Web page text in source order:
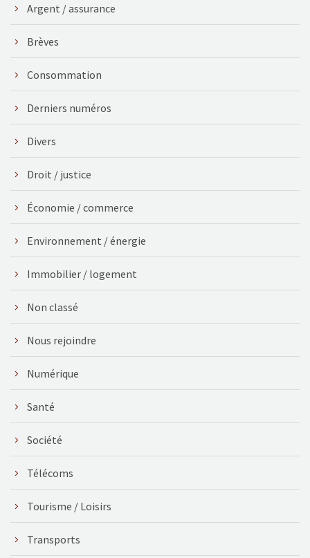
Argent / assurance
Brèves
Consommation
Derniers numéros
Divers
Droit / justice
Économie / commerce
Environnement / énergie
Immobilier / logement
Non classé
Nous rejoindre
Numérique
Santé
Société
Télécoms
Tourisme / Loisirs
Transports